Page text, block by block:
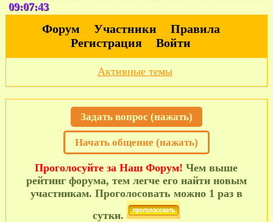
09:07:43
Форум Участники
Правила
Регистрация
Войти
Активные темы
Задать вопрос (нажать)
Начать общение (нажать)
Проголосуйте за Наш Форум! Чем выше
рейтинг форума, тем легче его найти новым
участникам. Проголосовать можно 1 раз в
сутки.